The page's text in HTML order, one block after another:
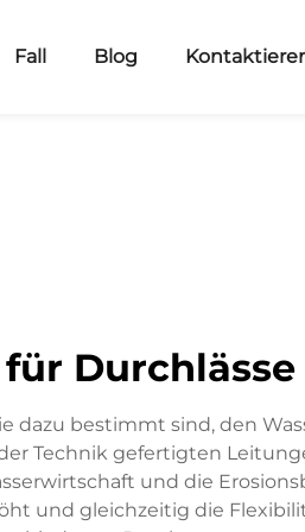
Fall Blog
Durchlässe
bestimmt sind, den
Technik gefertigten
und die
und gleichzeitig die